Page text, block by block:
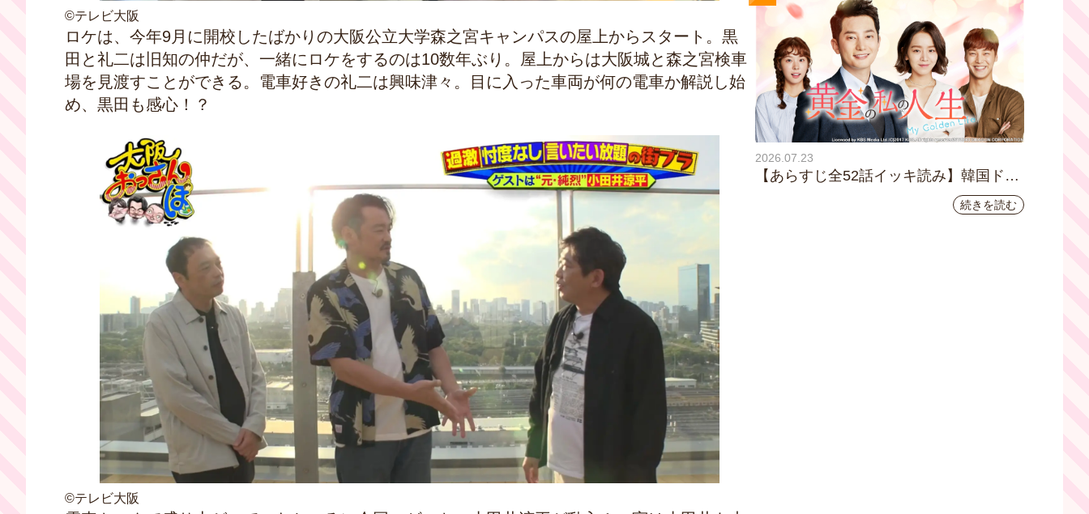
©テレビ大阪
ロケは、今年9月に開校したばかりの大阪公立大学森之宮キャンパスの屋上からスタート。黒
田と礼二は旧知の仲だが、一緒にロケをするのは10数年ぶり。屋上からは大阪城と森之宮検車
場を見渡すことができる。電車好きの礼二は興味津々。目に入った車両が何の電車か解説し始
め、黒田も感心！？
©テレビ大阪
2026.07.23
【あらすじ全52話イッキ読み】韓国ドラ
マ『黄金の私の人生』｜テレビ大阪 月曜
続きを読む